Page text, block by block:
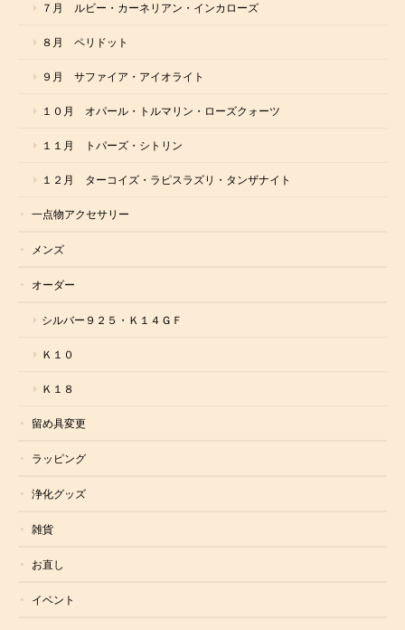
７月 ルビー・カーネリアン・インカローズ
８月 ペリドット
９月 サファイア・アイオライト
１０月 オパール・トルマリン・ローズクォーツ
１１月 トパーズ・シトリン
１２月 ターコイズ・ラピスラズリ・タンザナイト
一点物アクセサリー
メンズ
オーダー
シルバー９２５・Ｋ１４ＧＦ
Ｋ１０
Ｋ１８
留め具変更
ラッピング
浄化グッズ
雑貨
お直し
イベント